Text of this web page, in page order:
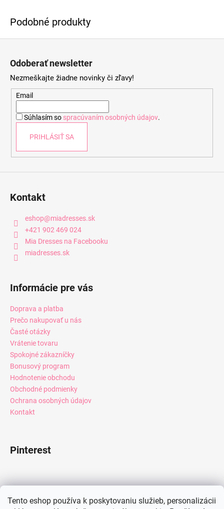
Tento eshop používa k poskytovaniu služieb, personalizácii
Odoberať newsletter
Nezmeškajte žiadne novinky či zľavy!
Email
Súhlasím so spracúvaním osobných údajov.
PRIHLÁSIŤ SA
Kontakt
eshop@miadresses.sk
+421 902 469 024
Mia Dresses na Facebooku
miadresses.sk
Informácie pre vás
Doprava a platba
Prečo nakupovať u nás
Časté otázky
Vrátenie tovaru
Spokojné zákazníčky
Bonusový program
Hodnotenie obchodu
Obchodné podmienky
Ochrana osobných údajov
Kontakt
Pinterest